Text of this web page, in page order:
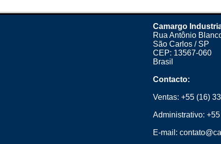
Camargo
Rua Antônio
São Carlos / SP
CEP: 13567-060
Brasil
Contacto:
Ventas: +55 (16)
Administrativo:
E-mail: